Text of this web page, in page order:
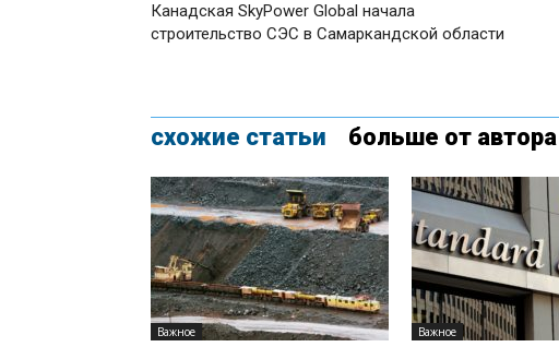
Канадская SkyPower Global начала
строительство СЭС в Самаркандской области
схожие статьи больше от автора
Важное Важное